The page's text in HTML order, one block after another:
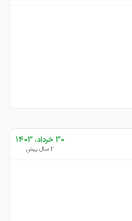
30 خرداد، 1403
2 سال پیش